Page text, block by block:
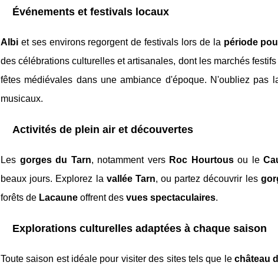
Événements et festivals locaux
Albi et ses environs regorgent de festivals lors de la période
des célébrations culturelles et artisanales, dont les marchés
fêtes médiévales dans une ambiance d'époque. N'oubliez pas
musicaux.
Activités de plein air et découvertes
Les gorges du Tarn, notamment vers Roc Hourtousou le
beaux jours. Explorez la vallée Tarn, ou partez découvrir les
forêts de Lacaune offrent des vues spectaculaires.
Explorations culturelles adaptées à chaque saison
Toute saison est idéale pour visiter des sites tels que lechâteau